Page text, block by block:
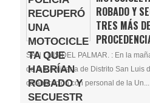
ROBADO Y
TRES MÁS
SAN LUIS DEL PALMAR. : En la
de la Comisaría de Distrito San Luis
colaboración con personal de la Un...